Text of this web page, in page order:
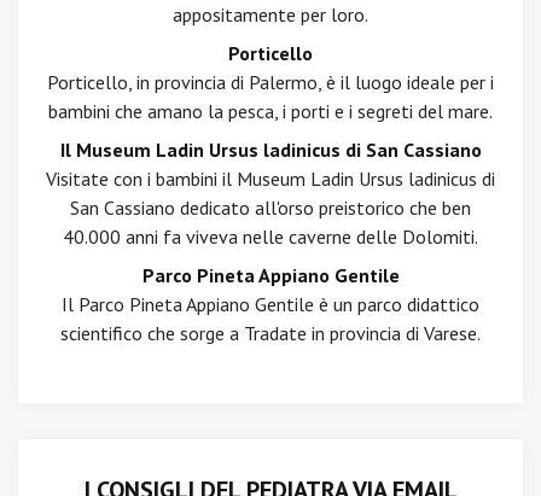
appositamente per loro.
Porticello
Porticello, in provincia di Palermo, è il luogo ideale per i
bambini che amano la pesca, i porti e i segreti del mare.
Il Museum Ladin Ursus ladinicus di San Cassiano
Visitate con i bambini il Museum Ladin Ursus ladinicus di
San Cassiano dedicato all'orso preistorico che ben
40.000 anni fa viveva nelle caverne delle Dolomiti.
Parco Pineta Appiano Gentile
Il Parco Pineta Appiano Gentile è un parco didattico
scientifico che sorge a Tradate in provincia di Varese.